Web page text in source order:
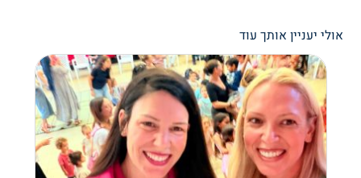
אולי יעניין אותך עוד